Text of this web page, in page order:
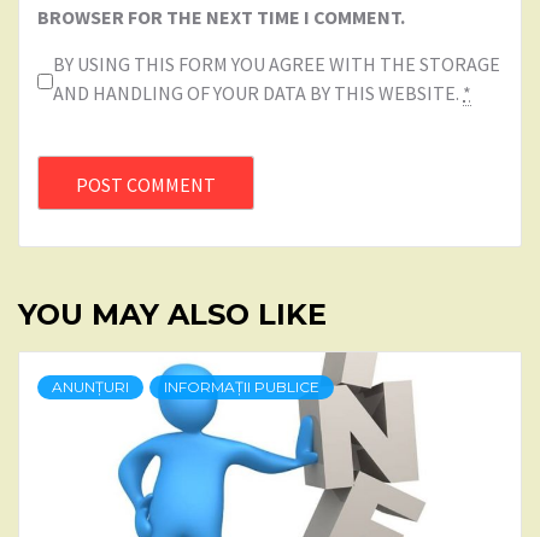
BROWSER FOR THE NEXT TIME I COMMENT.
BY USING THIS FORM YOU AGREE WITH THE STORAGE
AND HANDLING OF YOUR DATA BY THIS WEBSITE. *
YOU MAY ALSO LIKE
ANUNȚURI INFORMAȚII PUBLICE